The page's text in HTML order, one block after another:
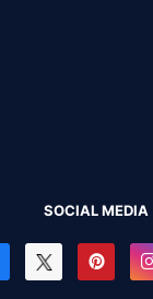
SOCIAL MEDIA